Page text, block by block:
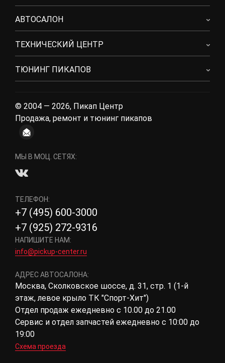
АВТОСАЛОН
ТЕХНИЧЕСКИЙ ЦЕНТР
ТЮНИНГ ПИКАПОВ
© 2004 — 2026, Пикап Центр
Продажа, ремонт и тюнинг пикапов
МЫ В МОЦ. СЕТЯХ:
ТЕЛЕФОН:
+7 (495) 600-3000
+7 (925) 272-9316
НАПИШИТЕ НАМ:
info@pickup-center.ru
АДРЕС АВТОСАЛОНА:
Москва, Сколковское шоссе, д. 31, стр. 1 (1-й
этаж, левое крыло ТК "Спорт-Хит")
Отдел продаж ежедневно с 10.00 до 21.00
Сервис и отдел запчастей ежедневно с 10:00 до
19:00
Схема проезда